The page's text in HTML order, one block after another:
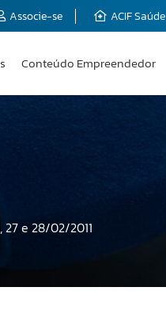
Associe-se ACIF Saúde
Conteúdo Empreendedor
27 e 28/02/2011